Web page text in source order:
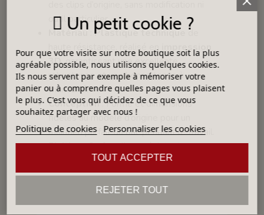
outil particulier.
Matériau: Plastique technique de
haute résistance, réalisé en
impression
3D, garantissant une excellente
robustesse et une bonne tenue à
l’humidité.
Conception: Forme et dimensions
fidèles au modèle d’origine pour un
maintien parfait du bac pendant le travail.
Finition: Surface lisse, résistante aux
éclaboussures et facile à nettoyer.
Avantages
Un petit cookie ?
Pour que votre visite sur notre boutique soit la plus
agréable possible, nous utilisons quelques cookies.
Ils nous servent par exemple à mémoriser votre
panier ou à comprendre quelles pages vous plaisent
le plus. C'est vous qui décidez de ce que vous
souhaitez partager avec nous !
Politique de cookies Personnaliser les cookies
REJETER TOUT
TOUT ACCEPTER